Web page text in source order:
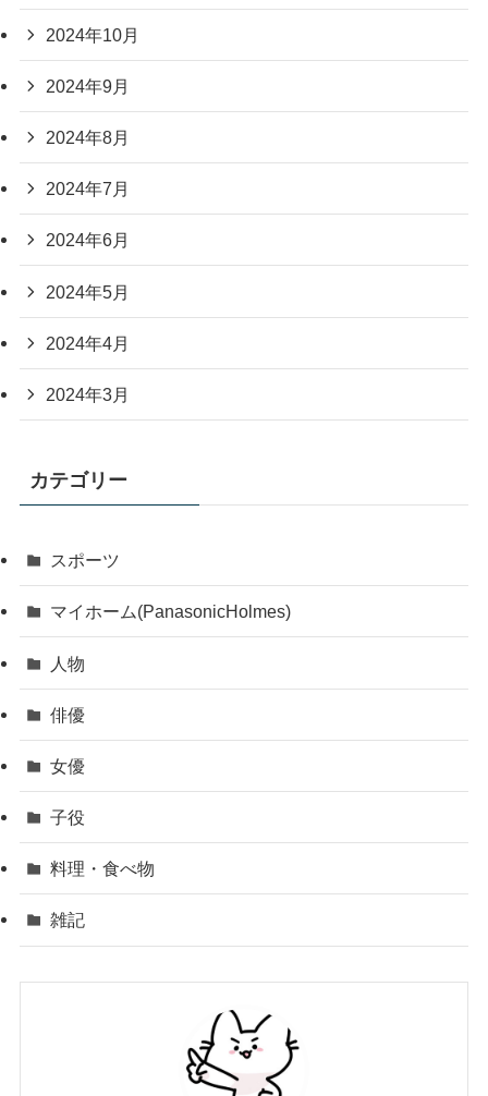
2024年10月
2024年9月
2024年8月
2024年7月
2024年6月
2024年5月
2024年4月
2024年3月
カテゴリー
スポーツ
マイホーム(PanasonicHolmes)
人物
俳優
女優
子役
料理・食べ物
雑記